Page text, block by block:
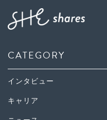
CATEGORY
インタビュー
キャリア